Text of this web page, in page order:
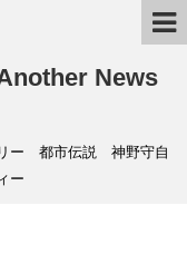
News
ー 都市伝説 神野守自
ー